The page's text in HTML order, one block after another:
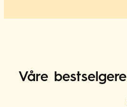
Våre bestselgere